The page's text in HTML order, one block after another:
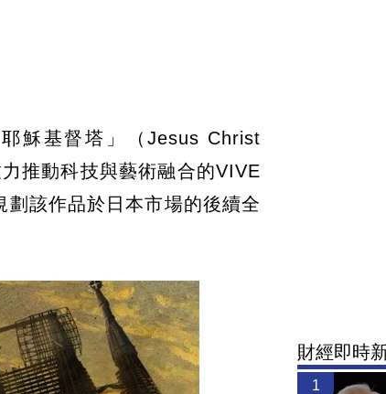
穌基督塔」（Jesus Christ
推動科技與藝術融合的VIVE
該作品於日本市場的後續全
財經即時
1